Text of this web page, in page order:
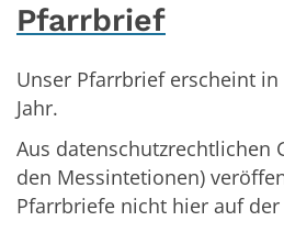
Pfarrbrief
Unser Pfarrbrief erscheint
Jahr.
Aus datenschutzrechtlichen
den Messintetionen)
Pfarrbriefe nicht hier auf der